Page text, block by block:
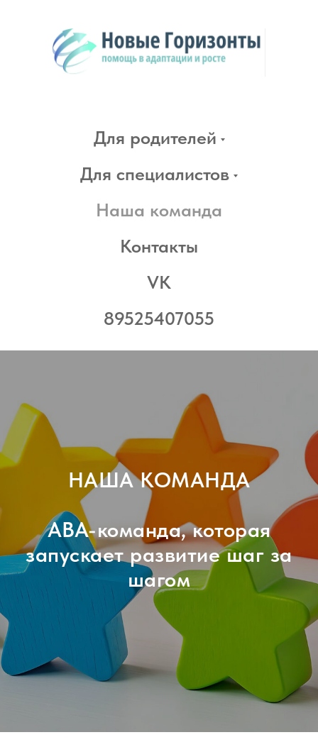
Для родителей
Для специалистов
Наша команда
Контакты
VK
89525407055
НАША КОМАНДА
ABA-команда, которая
запускает развитие шаг за
шагом